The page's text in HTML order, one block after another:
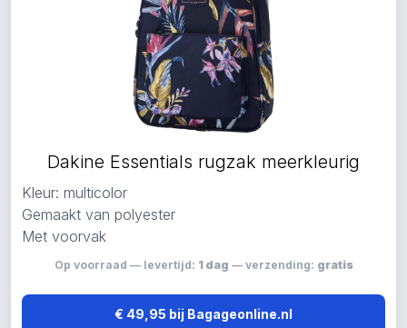
Dakine Essentials rugzak meerkleurig
Kleur: multicolor
Gemaakt van polyester
Met voorvak
Op voorraad — levertijd: 1 dag — verzending: gratis
€ 49,95 bij Bagageonline.nl